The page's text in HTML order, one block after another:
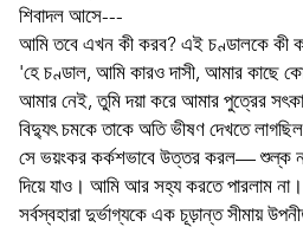
শিবাদল আসে---
আমি তবে এখন কী করব? এই চণ্ডালকে কী
'হে চণ্ডাল, আমি কারও দাসী, আমার কাছে
আমার নেই, তুমি দয়া করে আমার পুত্রের
বিদ্যুৎ চমকে তাকে অতি ভীষণ দেখতে
সে ভয়ংকর কর্কশভাবে উত্তর করল— শুল্ক না
দিয়ে যাও। আমি আর সহ্য করতে পারলাম না।
সর্বস্বহারা দুর্ভাগ্যকে এক চূড়ান্ত সীমায়